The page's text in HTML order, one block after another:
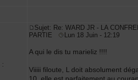
:
Sujet: Re: WARD JR - LA
PARTIE
Lun 18 Juin - 12:19
A qui le dis tu marieliz !!!!
Viiiii filoute, L doit absolument